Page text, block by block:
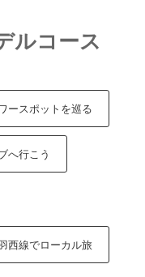
ルコース
ースポットを巡る
へ行こう
西線でローカル旅